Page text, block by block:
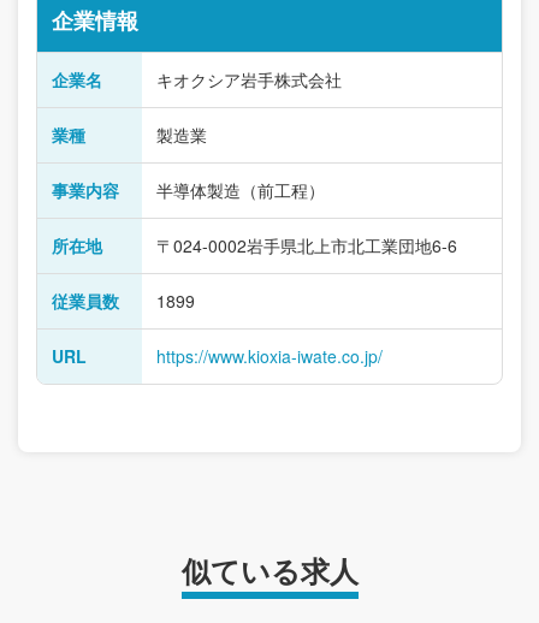
企業情報
企業名 キオクシア岩手株式会社
業種 製造業
事業内容 半導体製造（前工程）
所在地 〒024-0002岩手県北上市北工業団地6-6
従業員数 1899
URL https://www.kioxia-iwate.co.jp/
似ている求人